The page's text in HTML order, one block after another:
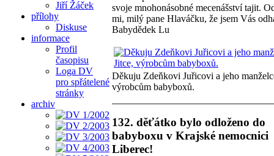
Jiří Žáček
přílohy
Diskuse
informace
Profil
časopisu
Loga DV
pro spřátelené
stránky
archiv
svoje mnohonásobné mecenášství tajit.
mi, milý pane Hlaváčku, že jsem Vás
Babydědek Lu
Děkuju Zdeňkovi Juřicovi a jeho
výrobcům babyboxů.
132. děťátko bylo odloženo do
babyboxu v Krajské nemocnici
Liberec!